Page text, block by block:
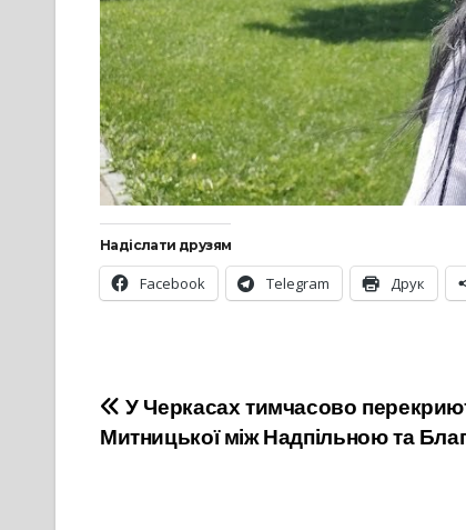
Надіслати друзям
Facebook Telegram Друк
Навігація
записів
У Черкасах тимчасово
Митницької між Надпільною та